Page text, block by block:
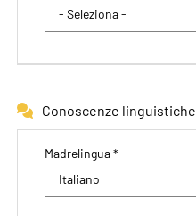
Conoscenze linguistiche
Madrelingua *